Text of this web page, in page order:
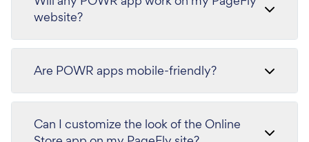
website?
Are POWR apps mobile-friendly?
Can I customize the look of the Online